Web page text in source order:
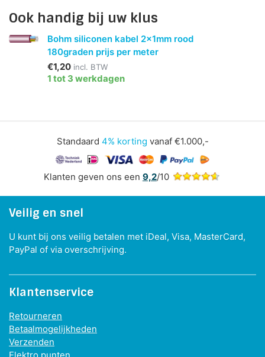
Ook handig bij uw klus
Bohm siliconen kabel 2x1mm rood
180graden prijs per meter
€1,20 incl. BTW
1 tot 3 werkdagen
Standaard 4% korting vanaf €1.000,-
Klanten geven ons een 9,2/10
Veilig en snel
U kunt bij ons veilig betalen met iDeal, Visa, MasterCard,
PayPal of via overschrijving.
Klantenservice
Retourneren
Betaalmogelijkheden
Verzenden